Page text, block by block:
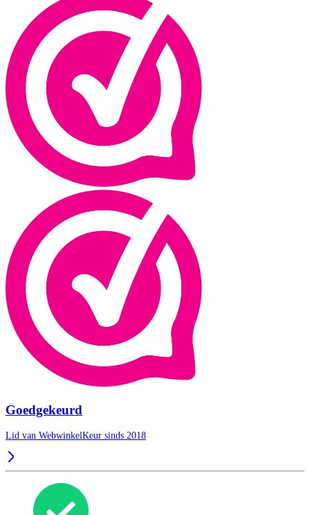
Goedgekeurd
Lid van WebwinkelKeur sinds 2018